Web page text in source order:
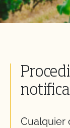
Cualquier